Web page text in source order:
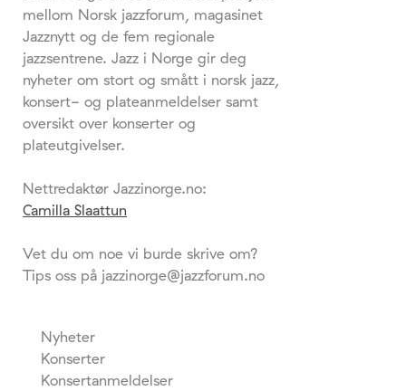
mellom Norsk jazzforum, magasinet
Jazznytt og de fem regionale
jazzsentrene. Jazz i Norge gir deg
nyheter om stort og smått i norsk jazz,
konsert- og plateanmeldelser samt
oversikt over konserter og
plateutgivelser.
Nettredaktør Jazzinorge.no:
Camilla Slaattun
Vet du om noe vi burde skrive om?
Tips oss på jazzinorge@jazzforum.no
Nyheter
Konserter
Konsertanmeldelser